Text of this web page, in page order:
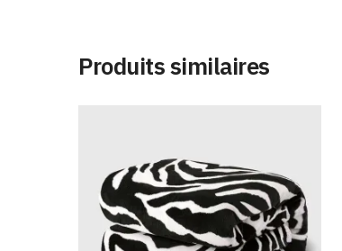
Produits similaires